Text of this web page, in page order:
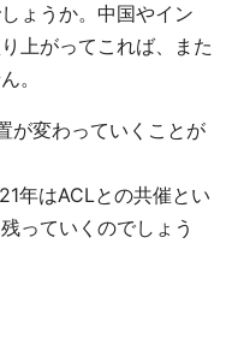
ょうか。中国やイン
上がってこれば、また
。
が変わっていくことが
年はACLとの共催とい
っていくのでしょう